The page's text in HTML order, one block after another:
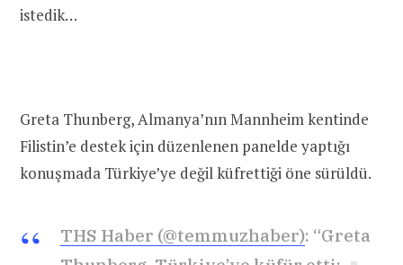
istedik…
Greta Thunberg, Almanya’nın Mannheim kentinde
Filistin’e destek için düzenlenen panelde yaptığı
konuşmada Türkiye’ye değil küfrettiği öne sürüldü.
THS Haber (@temmuzhaber): “Greta